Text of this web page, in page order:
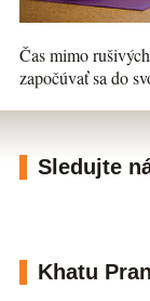
Čas mimo
započúvať sa do
Sledujte
Khatu